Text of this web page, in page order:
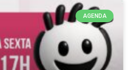
AGENDA